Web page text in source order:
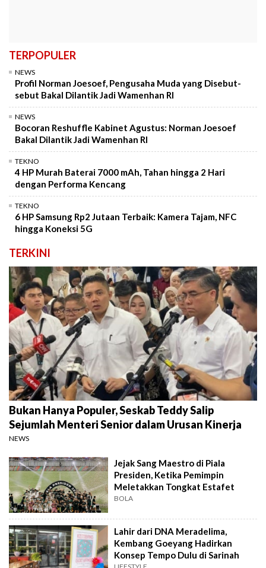
TERPOPULER
NEWS
Profil Norman Joesoef, Pengusaha Muda yang Disebut-
sebut Bakal Dilantik Jadi Wamenhan RI
NEWS
Bocoran Reshuffle Kabinet Agustus: Norman Joesoef
Bakal Dilantik Jadi Wamenhan RI
TEKNO
4 HP Murah Baterai 7000 mAh, Tahan hingga 2 Hari
dengan Performa Kencang
TEKNO
6 HP Samsung Rp2 Jutaan Terbaik: Kamera Tajam, NFC
hingga Koneksi 5G
TERKINI
Bukan Hanya Populer, Seskab Teddy Salip
Sejumlah Menteri Senior dalam Urusan Kinerja
NEWS
Jejak Sang Maestro di Piala
Presiden, Ketika Pemimpin
Meletakkan Tongkat Estafet
BOLA
Lahir dari DNA Meradelima,
Kembang Goeyang Hadirkan
Konsep Tempo Dulu di Sarinah